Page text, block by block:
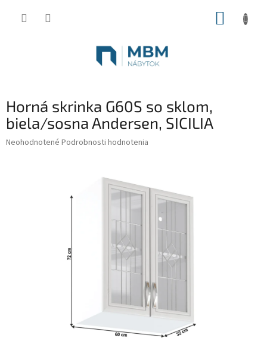
Horná skrinka G60S so sklom,
biela/sosna Andersen, SICILIA
Priemerné
Neohodnotené Podrobnosti hodnotenia